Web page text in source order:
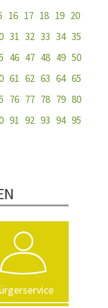
16 17 18 19 20
31 32 33 34 35
46 47 48 49 50
61 62 63 64 65
76 77 78 79 80
91 92 93 94 95